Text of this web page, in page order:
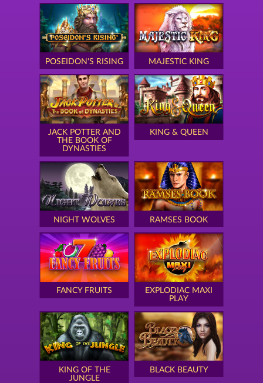
POSEIDON'S RISING MAJESTIC KING
JACK POTTER AND
THE BOOK OF
DYNASTIES
KING & QUEEN
NIGHT WOLVES RAMSES BOOK
FANCY FRUITS
EXPLODIAC MAXI
PLAY
KING OF THE
JUNGLE
BLACK BEAUTY